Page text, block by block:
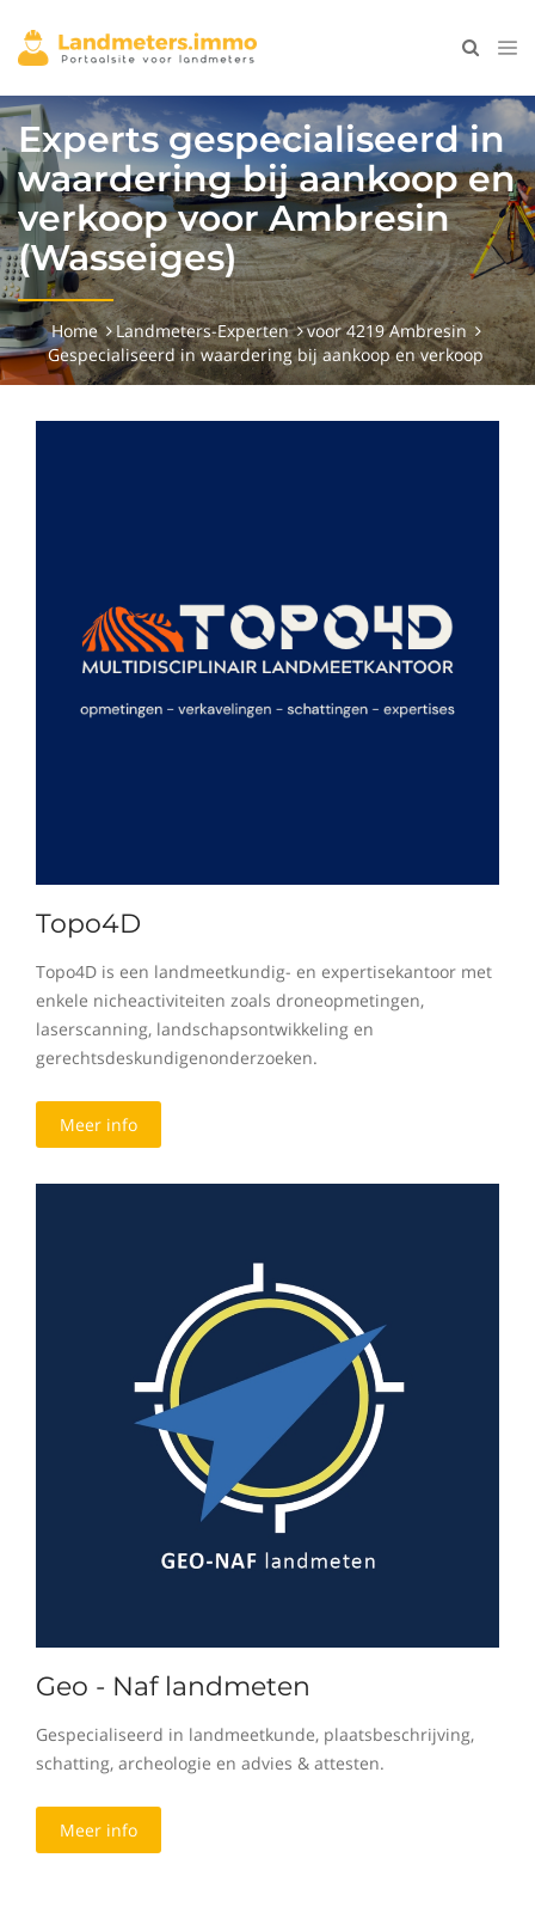
Experts gespecialiseerd in
waardering bij aankoop en
verkoop voor Ambresin
(Wasseiges)
Home Landmeters-Experten
voor 4219 Ambresin
Gespecialiseerd in waardering bij aankoop en verkoop
Topo4D
Topo4D is een landmeetkundig- en expertisekantoor met
enkele nicheactiviteiten zoals droneopmetingen,
laserscanning, landschapsontwikkeling en
gerechtsdeskundigenonderzoeken.
Meer info
Geo - Naf landmeten
Gespecialiseerd in landmeetkunde, plaatsbeschrijving,
schatting, archeologie en advies & attesten.
Meer info